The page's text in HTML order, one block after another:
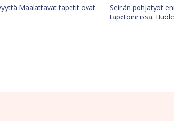
Maalattavat tapetit ovat
Seinän pohjatyöt
tapetoinnissa.